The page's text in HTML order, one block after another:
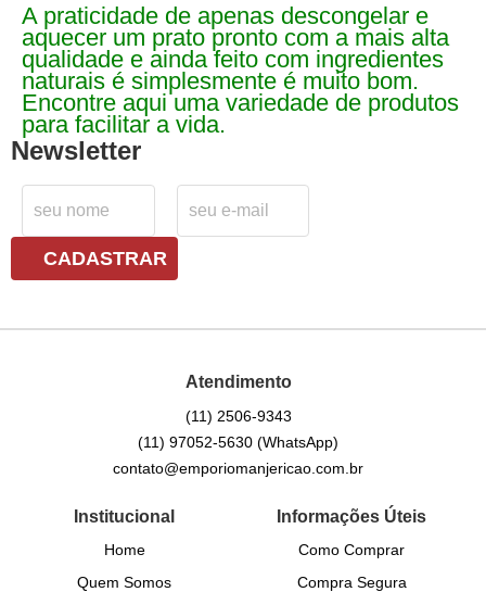
A praticidade de apenas descongelar e
aquecer um prato pronto com a mais alta
qualidade e ainda feito com ingredientes
naturais é simplesmente é muito bom.
Encontre aqui uma variedade de produtos
para facilitar a vida.
Newsletter
CADASTRAR
Atendimento
(11) 2506-9343
(11) 97052-5630(WhatsApp)
contato@emporiomanjericao.com.br
Institucional
Home
Quem Somos
Informações Úteis
Como Comprar
Compra Segura